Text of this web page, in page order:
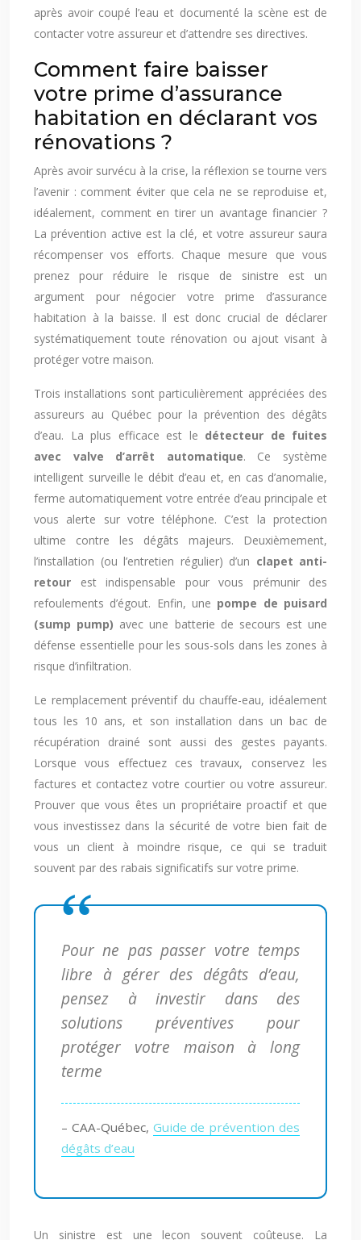
après avoir coupé l’eau et documenté la scène est de
contacter votre assureur et d’attendre ses directives.
Comment faire baisser
votre prime d’assurance
habitation en déclarant vos
rénovations ?
Après avoir survécu à la crise, la réflexion se tourne vers
l’avenir : comment éviter que cela ne se reproduise et,
idéalement, comment en tirer un avantage financier ?
La prévention active est la clé, et votre assureur saura
récompenser vos efforts. Chaque mesure que vous
prenez pour réduire le risque de sinistre est un
argument pour négocier votre prime d’assurance
habitation à la baisse. Il est donc crucial de déclarer
systématiquement toute rénovation ou ajout visant à
protéger votre maison.
Trois installations sont particulièrement appréciées des
assureurs au Québec pour la prévention des dégâts
d’eau. La plus efficace est le détecteur de fuites
avec valve d’arrêt automatique. Ce système
intelligent surveille le débit d’eau et, en cas d’anomalie,
ferme automatiquement votre entrée d’eau principale et
vous alerte sur votre téléphone. C’est la protection
ultime contre les dégâts majeurs. Deuxièmement,
l’installation (ou l’entretien régulier) d’un clapet anti-
retour est indispensable pour vous prémunir des
refoulements d’égout. Enfin, une pompe de puisard
(sump pump) avec une batterie de secours est une
défense essentielle pour les sous-sols dans les zones à
risque d’infiltration.
Le remplacement préventif du chauffe-eau, idéalement
tous les 10 ans, et son installation dans un bac de
récupération drainé sont aussi des gestes payants.
Lorsque vous effectuez ces travaux, conservez les
factures et contactez votre courtier ou votre assureur.
Prouver que vous êtes un propriétaire proactif et que
vous investissez dans la sécurité de votre bien fait de
vous un client à moindre risque, ce qui se traduit
souvent par des rabais significatifs sur votre prime.
Pour ne pas passer votre temps
libre à gérer des dégâts d’eau,
pensez à investir dans des
solutions préventives pour
protéger votre maison à long
terme
– CAA-Québec, Guide de prévention des
dégâts d’eau
Un sinistre est une leçon souvent coûteuse. La